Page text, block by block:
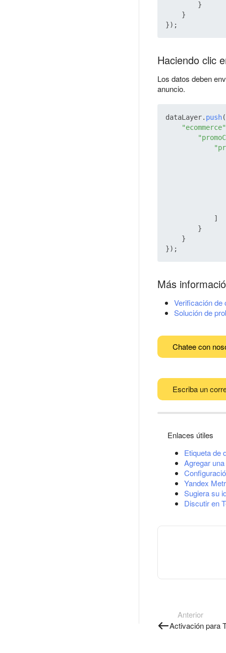
        }
    }
Haciendo clic
Los datos deben
anuncio.
dataLayer. push
"ecommerce"
            ]
        }
    }
Más
Verificación de
Solución de
Chatee con
Escriba un
Enlaces útiles
Etiqueta de
Agregar
Yandex
Sugiera su
Discutir en
Anterior
Activación para